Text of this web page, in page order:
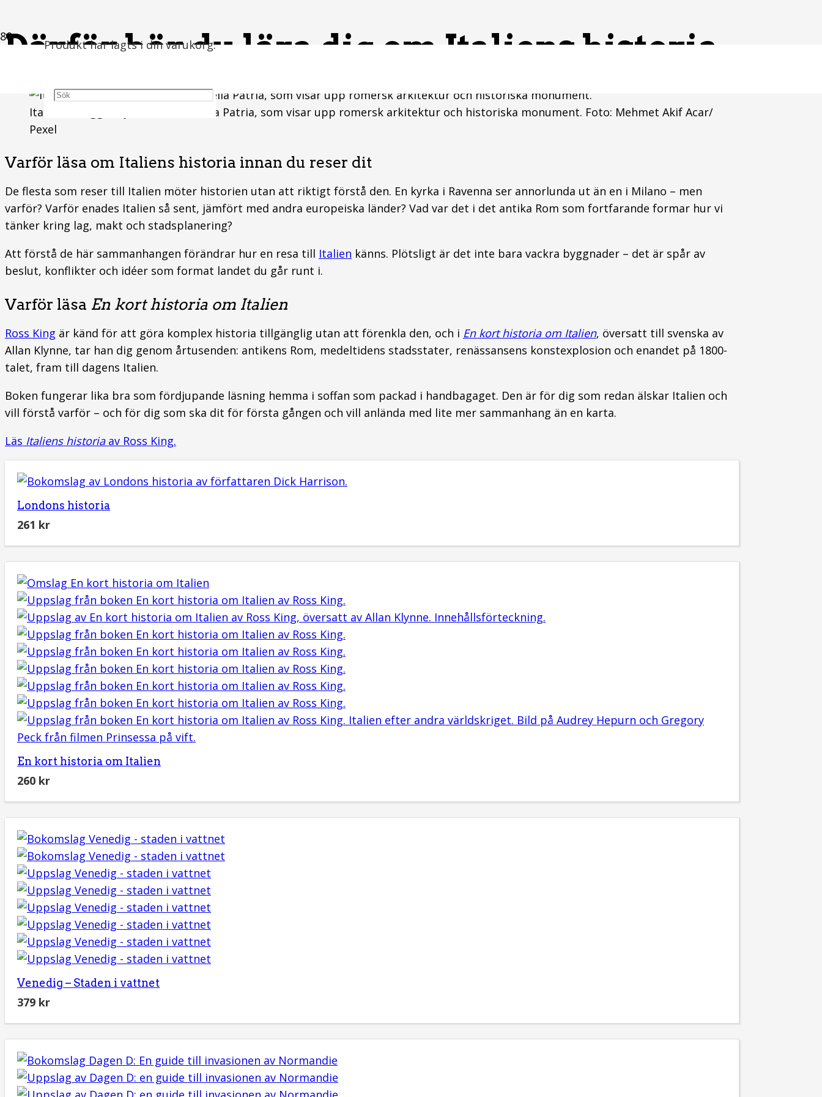
Produkthar lagts i din varukorg.
Därför bör du lära dig om Italiens historia
Italiensk flagga vajar vid Altare della Patria, som visar upp romersk arkitektur och historiska monument. Foto: Mehmet Akif Acar/
Pexel
Varför läsa om Italiens historia innan du reser dit
De flesta som reser till Italien möter historien utan att riktigt förstå den. En kyrka i Ravenna ser annorlunda ut än en i Milano – men
varför? Varför enades Italien så sent, jämfört med andra europeiska länder? Vad var det i det antika Rom som fortfarande formar hur vi
tänker kring lag, makt och stadsplanering?
Att förstå de här sammanhangen förändrar hur en resa till Italien känns. Plötsligt är det inte bara vackra byggnader – det är spår av
beslut, konflikter och idéer som format landet du går runt i.
Varför läsa En kort historia om Italien
Ross King är känd för att göra komplex historia tillgänglig utan att förenkla den, och i En kort historia om Italien, översatt till svenska av
Allan Klynne, tar han dig genom årtusenden: antikens Rom, medeltidens stadsstater, renässansens konstexplosion och enandet på 1800-
talet, fram till dagens Italien.
Boken fungerar lika bra som fördjupande läsning hemma i soffan som packad i handbagaget. Den är för dig som redan älskar Italien och
vill förstå varför – och för dig som ska dit för första gången och vill anlända med lite mer sammanhang än en karta.
Läs Italiens historiaav Ross King.
Londons historia
261 kr
En kort historia om Italien
260 kr
Venedig – Staden i vattnet
379 kr